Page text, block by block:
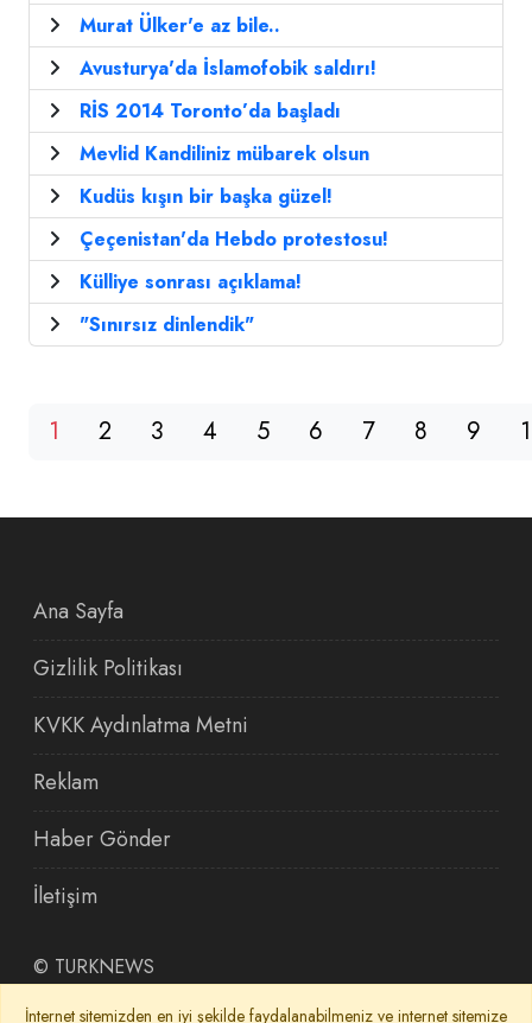
Murat Ülker'e az bile..
Avusturya'da İslamofobik saldırı!
RİS 2014 Toronto’da başladı
Mevlid Kandiliniz mübarek olsun
Kudüs kışın bir başka güzel!
Çeçenistan'da Hebdo protestosu!
Külliye sonrası açıklama!
"Sınırsız dinlendik"
1 2 3 4 5 6 7 8 9
Ana Sayfa
Gizlilik Politikası
KVKK Aydınlatma Metni
Reklam
Haber Gönder
İletişim
© TURKNEWS
İnternet sitemizden en iyi şekilde faydalanabilmeniz ve internet sitemize